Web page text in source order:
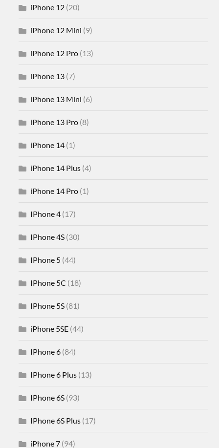
iPhone 12 (20)
iPhone 12 Mini (9)
iPhone 12 Pro (13)
iPhone 13 (7)
iPhone 13 Mini (6)
iPhone 13 Pro (8)
iPhone 14 (1)
iPhone 14 Plus (4)
iPhone 14 Pro (1)
IPhone 4 (17)
IPhone 4S (30)
IPhone 5 (44)
IPhone 5C (18)
IPhone 5S (81)
iPhone 5SE (44)
IPhone 6 (84)
IPhone 6 Plus (13)
IPhone 6S (93)
IPhone 6S Plus (17)
iPhone 7 (94)